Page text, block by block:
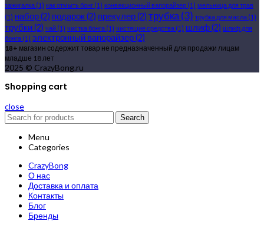
зажигалка (1) как отмыть бонг (1) конвекционный вапорайзер (1) мельница для трав
(1) набор(2) подарок(2) прекулер(2) трубка(3) трубка для масла (1)
трубки(2) чай (1) чистка бонга (1) чистящие средства (1) шлиф(2) шлиф для
бонга (1) электронный вапорайзер(2)
18+ магазин содержит товар не предназначенный для продажи лицам
младше 18 лет
2025 © CrazyBong.ru
Shopping cart
close
Search
Menu
Categories
CrazyBong
О нас
Доставка и оплата
Контакты
Блог
Бренды